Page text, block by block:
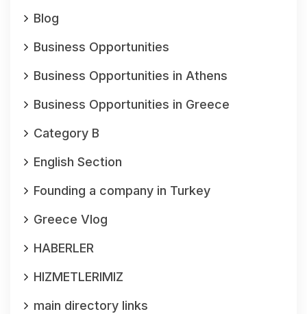
Blog
Business Opportunities
Business Opportunities in Athens
Business Opportunities in Greece
Category B
English Section
Founding a company in Turkey
Greece Vlog
HABERLER
HIZMETLERIMIZ
main directory links